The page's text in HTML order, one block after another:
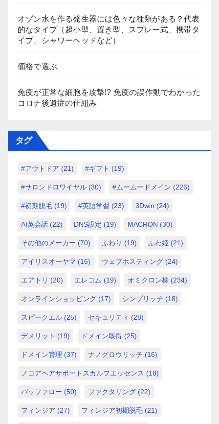
オゾン水を作る発生器には色々な種類がある？代表
的なタイプ（超小型、置き型、スプレー式、携帯タ
イプ、シャワーヘッドなど）
価格で選ぶ
免疫が正常な細胞を攻撃!? 免疫の誤作動でわかった
コロナ後遺症の仕組み
タグ
#アウトドア (21) #ギフト (19)
#サロンドロワイヤル (30) #ムームードメイン (226)
#初期脱毛 (19) #英語学習 (23) 3Dwin (24)
AI英会話 (22) DNS設定 (19) MACRON (30)
その他のメーカー (70) ふわり (19) ふわ姫 (21)
アイリスオーヤマ (16) ウェブホスティング (24)
エアトリ (20) エレコム (19) オミクロン株 (234)
オンラインショッピング (17) シンプリッチ (18)
スピークエル (25) セキュリティ (28)
デメリット (19) ドメイン取得 (25)
ドメイン管理 (37) ナノグロウリッチ (16)
ノコアヘアサポートスカルプエッセンス (18)
バッファロー (50) ファクタリング (22)
フィンジア (27) フィンジア初期脱毛 (21)